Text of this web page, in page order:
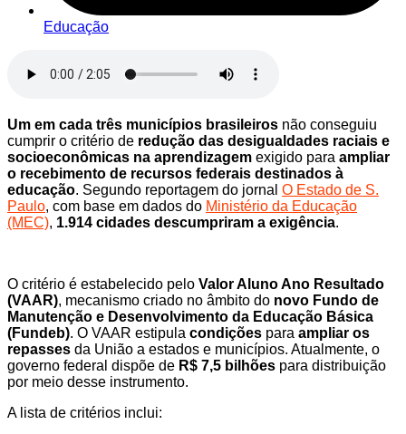
Educação
Um em cada três municípios brasileiros não conseguiu
cumprir o critério de redução das desigualdades raciais e
socioeconômicas na aprendizagem exigido para ampliar
o recebimento de recursos federais destinados à
educação. Segundo reportagem do jornal O Estado de S.
Paulo, com base em dados do Ministério da Educação
(MEC), 1.914 cidades descumpriram a exigência.
O critério é estabelecido pelo Valor Aluno Ano Resultado
(VAAR), mecanismo criado no âmbito do novo Fundo de
Manutenção e Desenvolvimento da Educação Básica
(Fundeb). O VAAR estipula condições para ampliar os
repasses da União a estados e municípios. Atualmente, o
governo federal dispõe de R$ 7,5 bilhões para distribuição
por meio desse instrumento.
A lista de critérios inclui: